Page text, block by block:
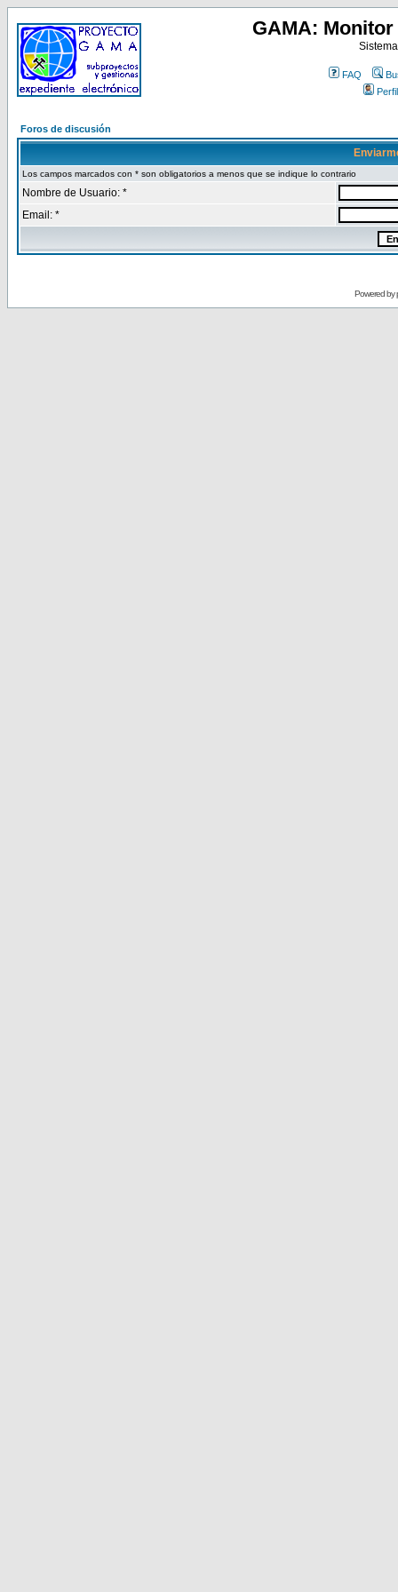
GAMA:
FAQ
Perfil
Foros de discusión
Los campos marcados con * son obligatorios a menos que se indique lo contrario
Nombre de Usuario: *
Email: *
Powered by